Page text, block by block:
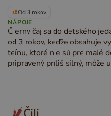
Od 3 rokov
NÁPOJE
Čierny čaj sa do detského
od 3 rokov, keďže obsahuje
teínu, ktoré nie sú pre malé
pripravený príliš silný, môže